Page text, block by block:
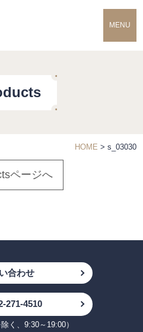
MENU
HOME > s_03030
ページへ
合わせ
271-4510
く、9:30～19:00）